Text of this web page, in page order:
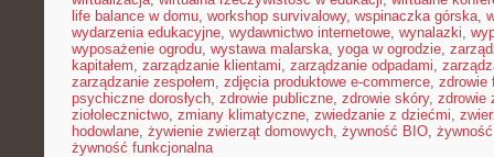
life balance w domu, workshop survivalowy, wspinaczka górska,
wydarzenia edukacyjne, wydawnictwo internetowe, wynalazki,
wyposażenie ogrodu, wystawa malarska, yoga w ogrodzie,
kapitałem, zarządzanie klientami, zarządzanie odpadami,
zarządzanie zespołem, zdjęcia produktowe e-commerce, zdrowie
psychiczne dorosłych, zdrowie publiczne, zdrowie skóry, zdrowie
ziołolecznictwo, zmiany klimatyczne, zwiedzanie z dziećmi,
hodowlane, żywienie zwierząt domowych, żywność BIO,
żywność funkcjonalna